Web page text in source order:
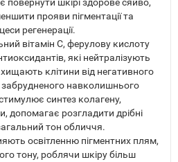
прояви пігментації та
регенерації.
вітамін С, ферулову кислоту
які нейтралізують
клітини від негативного
забрудненого навколишнього
синтез колагену,
допомагає розгладити дрібні
тон обличчя.
освітленню пігментних плям,
тону, роблячи шкіру більш